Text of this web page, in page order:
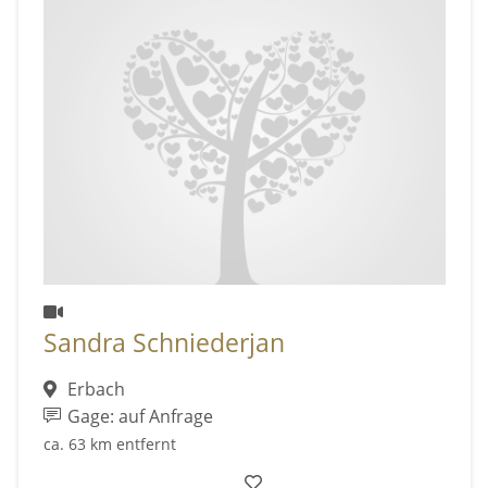
Sandra Schniederjan
Erbach
Gage: auf Anfrage
ca. 63 km entfernt